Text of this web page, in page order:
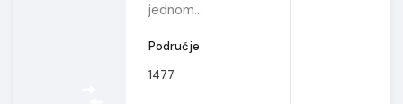
jednom…
Područje
1477